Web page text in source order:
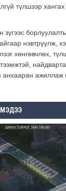
түлшээр
нэвтрүүлж,
хөнгөвчлөх,
анхааран ажиллаж